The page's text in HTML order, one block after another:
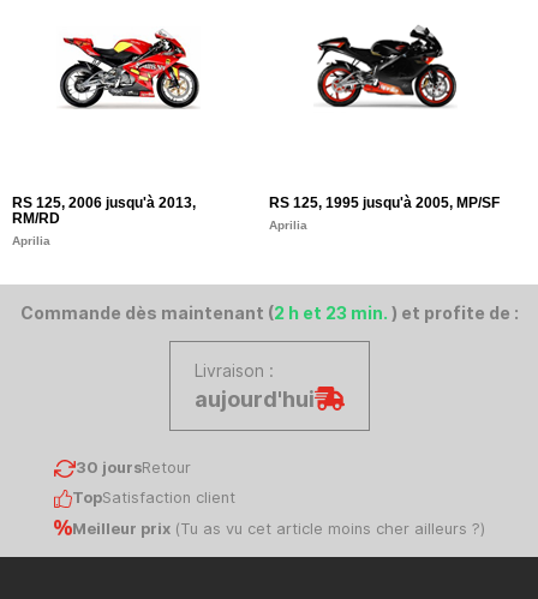
RS 125, 2006 jusqu'à 2013,
RM/RD
Aprilia
RS 125, 1995 jusqu'à 2005, MP/SF
Aprilia
Commande dès maintenant (2 h et 23 min. ) et profite de :
Livraison :
aujourd'hui
30 joursRetour
TopSatisfaction client
Meilleur prix(Tu as vu cet article moins cher ailleurs ?)